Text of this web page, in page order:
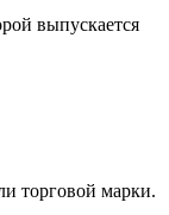
выпускается
торговой марки.